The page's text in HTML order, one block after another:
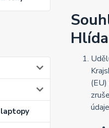
laptopy